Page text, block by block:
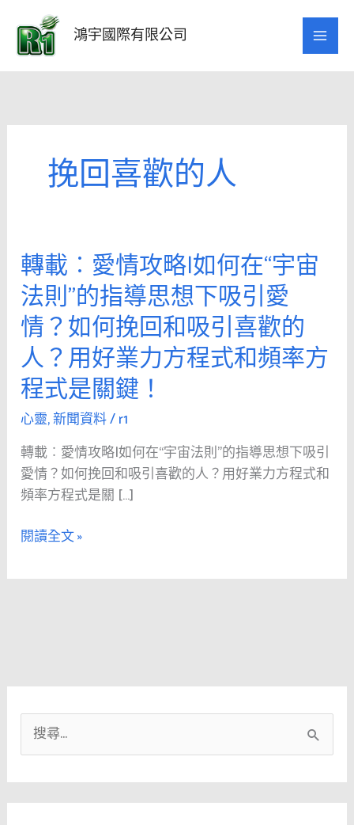
要
鴻宇國際有限公司
挽回喜歡的人
轉載︰愛情攻略|如何在“宇宙
法則”的指導思想下吸引愛
情？如何挽回和吸引喜歡的
人？用好業力方程式和頻率方
程式是關鍵！
心靈,新聞資料/r1
轉載︰愛情攻略|如何在“宇宙法則”的指導思想下吸引
愛情？如何挽回和吸引喜歡的人？用好業力方程式和
頻率方程式是關 […]
轉
載
︰
愛
情
攻
略|
如
何
在
“宇
宙
則”
指
吸
引
情？
閱讀全文 »
尋
關